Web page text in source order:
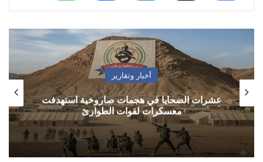
أخبار وتقارير
عشرات الضحايا في هجمات صاروخية استهدفت
معسكرات لقوات الطوارئ